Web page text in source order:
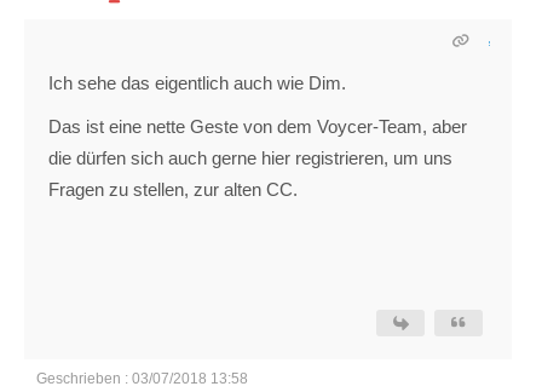
Ich sehe das eigentlich auch wie Dim.
Das ist eine nette Geste von dem Voycer-Team, aber
die dürfen sich auch gerne hier registrieren, um uns
Fragen zu stellen, zur alten CC.
Geschrieben : 03/07/2018 13:58